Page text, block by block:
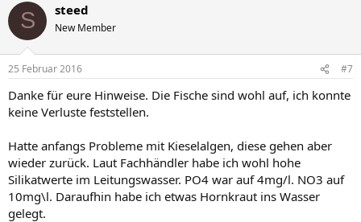
S steed
New Member
25 Februar 2016 #7
Danke für eure Hinweise. Die Fische sind wohl auf, ich konnte
keine Verluste feststellen.
Hatte anfangs Probleme mit Kieselalgen, diese gehen aber
wieder zurück. Laut Fachhändler habe ich wohl hohe
Silikatwerte im Leitungswasser. PO4 war auf 4mg/l. NO3 auf
10mg\l. Daraufhin habe ich etwas Hornkraut ins Wasser
gelegt.